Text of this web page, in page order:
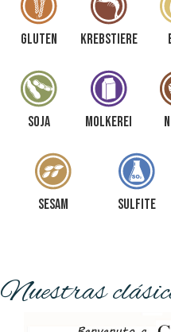
Gluten Krebstiere
Soja Molkerei
Sesam Sulfite
Nuestras